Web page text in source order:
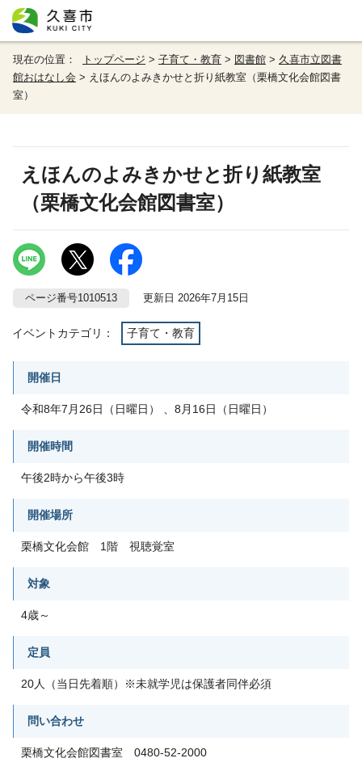
現在の位置： トップページ > 子育て・教育 > 図書館 > 久喜市立図書
館おはなし会 > えほんのよみきかせと折り紙教室（栗橋文化会館図書
室）
えほんのよみきかせと折り紙教室
（栗橋文化会館図書室）
ページ番号1010513 更新日 2026年7月15日
イベントカテゴリ： 子育て・教育
開催日
令和8年7月26日（日曜日） 、8月16日（日曜日）
開催時間
午後2時から午後3時
開催場所
栗橋文化会館 1階 視聴覚室
対象
4歳～
定員
20人（当日先着順）※未就学児は保護者同伴必須
問い合わせ
栗橋文化会館図書室 0480-52-2000